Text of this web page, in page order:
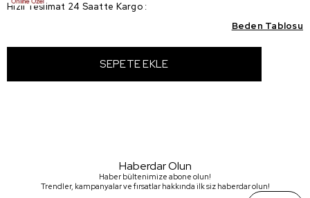
Hızlı Teslimat 24 Saatte Kargo :
Beden Tablosu
Haberdar Olun
Haber bültenimize abone olun!
Trendler, kampanyalar ve fırsatlar hakkında ilk siz haberdar olun!